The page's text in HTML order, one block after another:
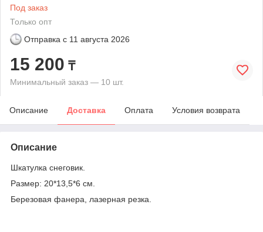
Под заказ
Только опт
Отправка с 11 августа 2026
15 200 ₸
Минимальный заказ — 10 шт.
Описание Доставка Оплата Условия возврата
Описание
Шкатулка снеговик.
Размер: 20*13,5*6 см.
Березовая фанера, лазерная резка.